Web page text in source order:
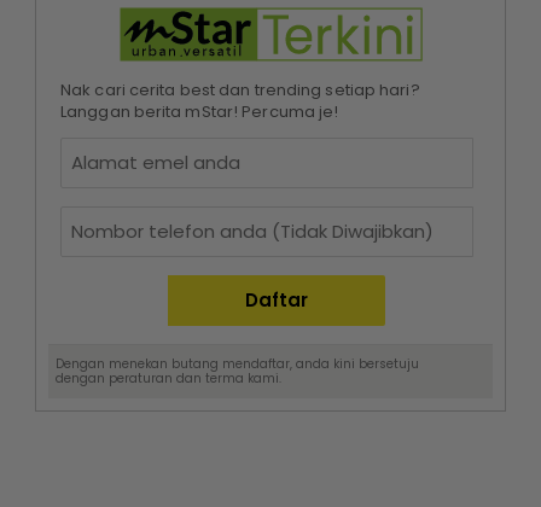
Nak cari cerita best dan trending setiap hari?
Langgan berita mStar! Percuma je!
Dengan menekan butang mendaftar, anda kini bersetuju
dengan peraturan dan terma kami.